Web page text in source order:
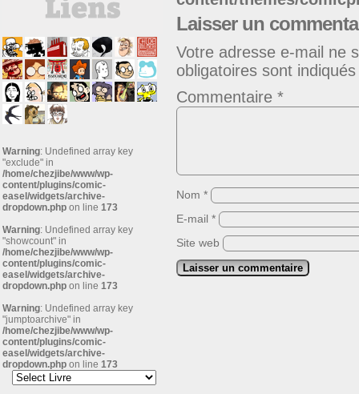
Warning: Undefined array key
"exclude" in
/home/chezjibe/www/wp-
content/plugins/comic-
easel/widgets/archive-
dropdown.php on line 173
Warning: Undefined array key
"showcount" in
/home/chezjibe/www/wp-
content/plugins/comic-
easel/widgets/archive-
dropdown.php on line 173
Warning: Undefined array key
"jumptoarchive" in
/home/chezjibe/www/wp-
content/plugins/comic-
easel/widgets/archive-
dropdown.php on line 173
Laisser un
Votre adresse e-mail ne
obligatoires sont
Commentaire *
Nom *
E-mail *
Site web